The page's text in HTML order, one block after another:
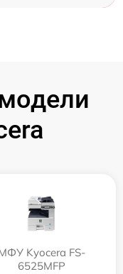
Kyocera FS-
6525MFP